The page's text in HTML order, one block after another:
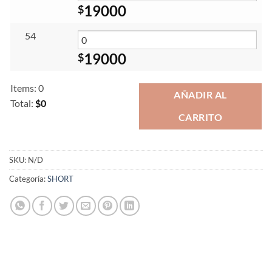
$19000
54
$19000
Items: 0
Total: $0
total
is
AÑADIR AL
CARRITO
SKU: N/D
Categoría:SHORT